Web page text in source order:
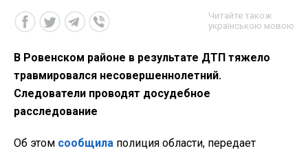
Читайте також
українською мовою
В Ровенском районе в результате ДТП тяжело
травмировался несовершеннолетний.
Следователи проводят досудебное
расследование
Об этом сообщила полиция области, передает